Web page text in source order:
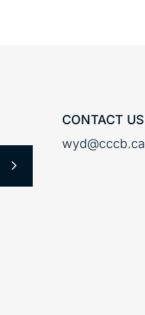
CONTACT US
wyd@cccb.ca